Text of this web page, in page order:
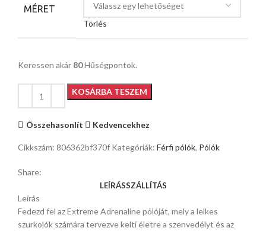
MÉRET
Törlés
Keressen akár 80Hűségpontok.
KOSÁRBA TESZEM
Összehasonlít Kedvencekhez
Cikkszám: 806362bf370f Kategóriák: Férfi pólók, Pólók
Share:
LEÍRÁSSZÁLLÍTÁS
Leírás
Fedezd fel az Extreme Adrenaline pólóját, mely a lelkes
szurkolók számára tervezve kelti életre a szenvedélyt és az